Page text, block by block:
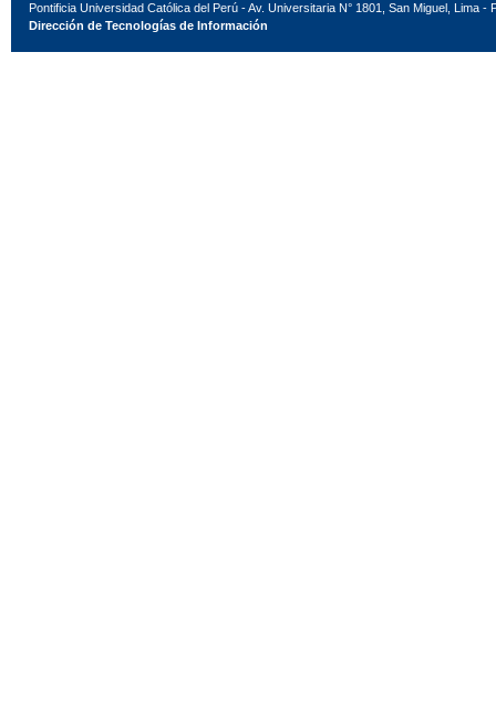
Pontificia Universidad Católica del Perú - Av. Universitaria N° 1801, San Miguel, Lima -
Dirección de Tecnologías de Información